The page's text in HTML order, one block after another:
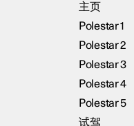
主页
Polestar 1
Polestar 2
Polestar 3
Polestar 4
Polestar 5
试驾